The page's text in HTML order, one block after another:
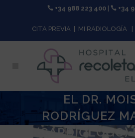
+34 988 223 400| +34
CITA PREVIA MI RADIOLOGÍA
EL DR.
RODRÍGUEZ
(CARDIÓLOGO)